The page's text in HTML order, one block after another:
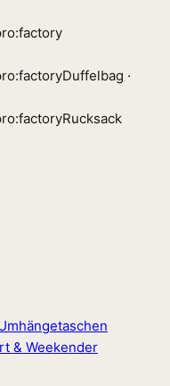
Duffelbag ·
Rucksack
& Weekender